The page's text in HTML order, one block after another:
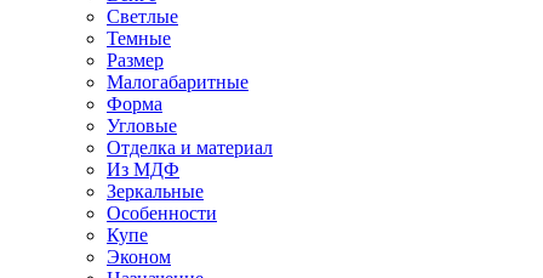
Светлые
Темные
Размер
Малогабаритные
Форма
Угловые
Отделка и материал
Из МДФ
Зеркальные
Особенности
Купе
Эконом